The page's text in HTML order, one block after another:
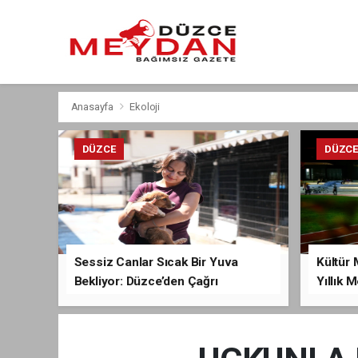
Anasayfa Ekoloji
DÜZCE
Sessiz Canlar Sıcak Bir Yuva
Bekliyor: Düzce’den Çağrı
DÜZCE
Kültür
Yıllık